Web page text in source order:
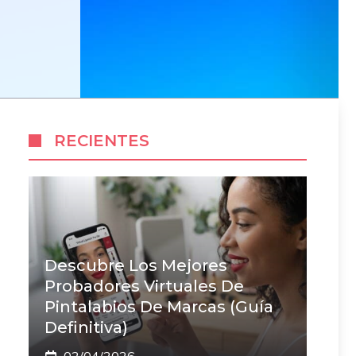
RECIENTES
Descubre Los Mejores
Probadores Virtuales De
Pintalabios De Marcas (Guía
Definitiva)